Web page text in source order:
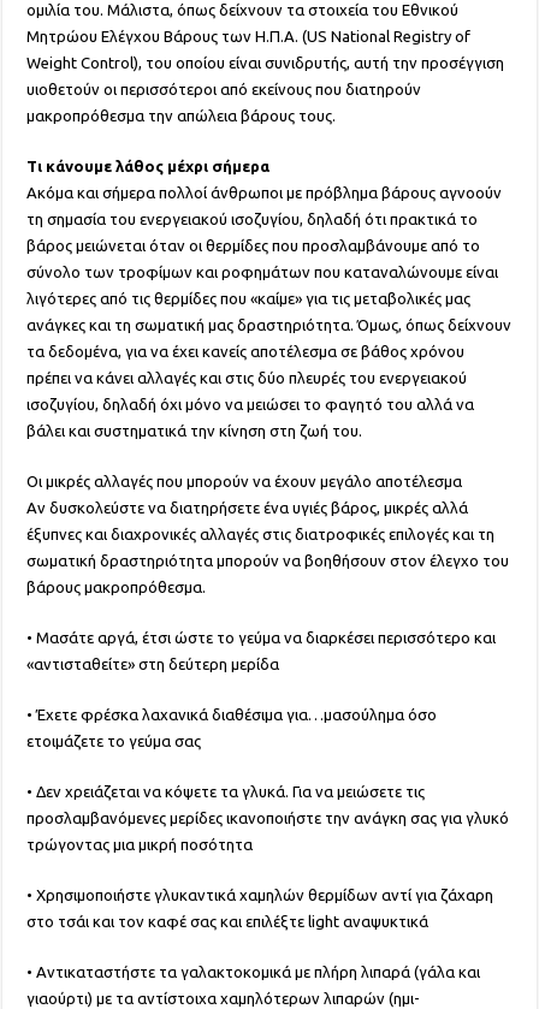
ομιλία του. Μάλιστα, όπως δείχνουν τα στοιχεία του Εθνικού
Μητρώου Ελέγχου Βάρους των Η.Π.Α. (US National Registry of
Weight Control), του οποίου είναι συνιδρυτής, αυτή την προσέγγιση
υιοθετούν οι περισσότεροι από εκείνους που διατηρούν
μακροπρόθεσμα την απώλεια βάρους τους.
Τι κάνουμε λάθος μέχρι σήμερα
Ακόμα και σήμερα πολλοί άνθρωποι με πρόβλημα βάρους αγνοούν
τη σημασία του ενεργειακού ισοζυγίου, δηλαδή ότι πρακτικά το
βάρος μειώνεται όταν οι θερμίδες που προσλαμβάνουμε από το
σύνολο των τροφίμων και ροφημάτων που καταναλώνουμε είναι
λιγότερες από τις θερμίδες που «καίμε» για τις μεταβολικές μας
ανάγκες και τη σωματική μας δραστηριότητα. Όμως, όπως δείχνουν
τα δεδομένα, για να έχει κανείς αποτέλεσμα σε βάθος χρόνου
πρέπει να κάνει αλλαγές και στις δύο πλευρές του ενεργειακού
ισοζυγίου, δηλαδή όχι μόνο να μειώσει το φαγητό του αλλά να
βάλει και συστηματικά την κίνηση στη ζωή του.
Οι μικρές αλλαγές που μπορούν να έχουν μεγάλο αποτέλεσμα
Αν δυσκολεύστε να διατηρήσετε ένα υγιές βάρος, μικρές αλλά
έξυπνες και διαχρονικές αλλαγές στις διατροφικές επιλογές και τη
σωματική δραστηριότητα μπορούν να βοηθήσουν στον έλεγχο του
βάρους μακροπρόθεσμα.
• Μασάτε αργά, έτσι ώστε το γεύμα να διαρκέσει περισσότερο και
«αντισταθείτε» στη δεύτερη μερίδα
• Έχετε φρέσκα λαχανικά διαθέσιμα για…μασούλημα όσο
ετοιμάζετε το γεύμα σας
• Δεν χρειάζεται να κόψετε τα γλυκά. Για να μειώσετε τις
προσλαμβανόμενες μερίδες ικανοποιήστε την ανάγκη σας για γλυκό
τρώγοντας μια μικρή ποσότητα
• Χρησιμοποιήστε γλυκαντικά χαμηλών θερμίδων αντί για ζάχαρη
στο τσάι και τον καφέ σας και επιλέξτε light αναψυκτικά
• Αντικαταστήστε τα γαλακτοκομικά με πλήρη λιπαρά (γάλα και
γιαούρτι) με τα αντίστοιχα χαμηλότερων λιπαρών (ημι-